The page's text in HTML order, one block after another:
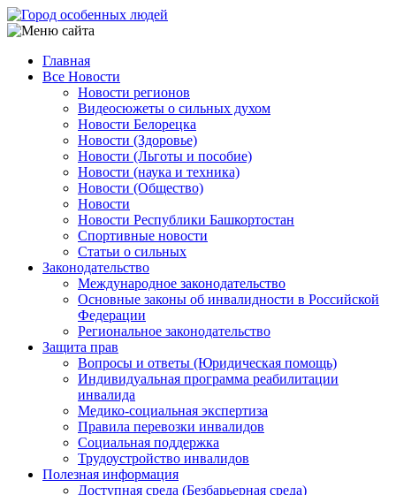
Перейти
к
содержанию
Main
navigation
Главная
Все Новости
Новости регионов
Видеосюжеты о сильных духом
Новости Белорецка
Новости (Здоровье)
Новости (Льготы и пособие)
Новости (наука и техника)
Новости (Общество)
Новости
Новости Республики Башкортостан
Спортивные новости
Статьи о сильных
Законодательство
Международное законодательство
Основные законы об инвалидности в Российской
Федерации
Региональное законодательство
Защита прав
Вопросы и ответы (Юридическая помощь)
Индивидуальная программа реабилитации
инвалида
Медико-социальная экспертиза
Правила перевозки инвалидов
Социальная поддержка
Трудоустройство инвалидов
Полезная информация
Доступная среда (Безбарьерная среда)